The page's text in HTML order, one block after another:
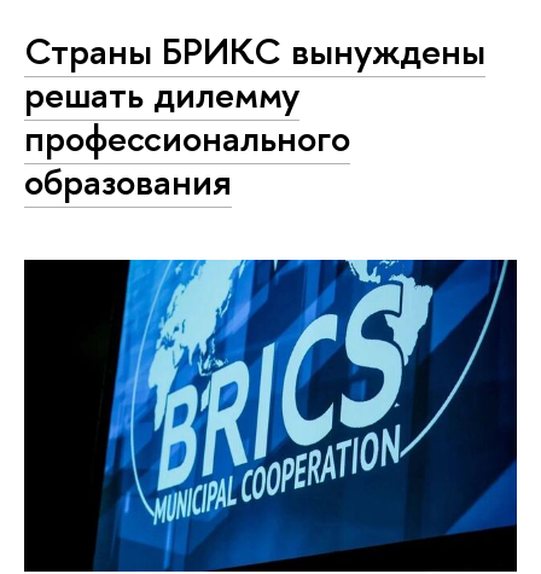
Страны БРИКС вынуждены
решать дилемму
профессионального
образования